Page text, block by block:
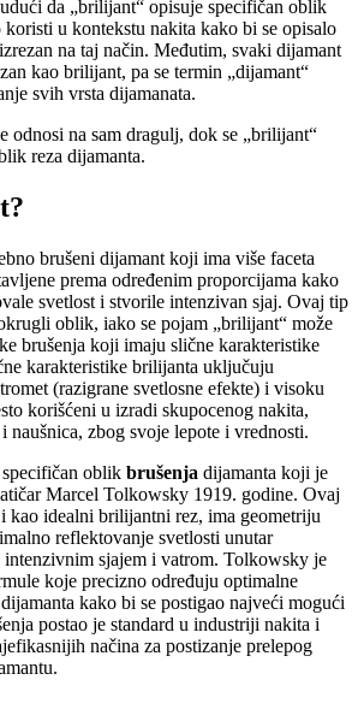
da „brilijant“ opisuje specifičan oblik
koristi u kontekstu nakita kako bi se opisalo
na taj način. Međutim, svaki dijamant
kao brilijant, pa se termin „dijamant“
svih vrsta dijamanata.
odnosi na sam dragulj, dok se „brilijant“
reza dijamanta.
brušeni dijamant koji ima više faceta
prema određenim proporcijama kako
svetlost i stvorile intenzivan sjaj. Ovaj tip
oblik, iako se pojam „brilijant“ može
brušenja koji imaju slične karakteristike
karakteristike brilijanta uključuju
(razigrane svetlosne efekte) i visoku
korišćeni u izradi skupocenog nakita,
naušnica, zbog svoje lepote i vrednosti.
oblik brušenja dijamanta koji je
Marcel Tolkowsky 1919. godine. Ovaj
kao idealni brilijantni rez, ima geometriju
reflektovanje svetlosti unutar
intenzivnim sjajem i vatrom. Tolkowsky je
koje precizno određuju optimalne
kako bi se postigao najveći mogući
postao je standard u industriji nakita i
načina za postizanje prelepog